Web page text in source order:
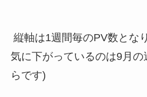
縦軸は1週間毎のPV数とな
気に下がっているのは9月
らです)